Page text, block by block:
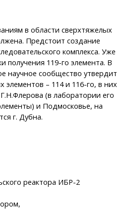
в области сверхтяжелых
Предстоит создание
комплекса. Уже
получения 119-го элемента. В
научное сообщество утвердит
элементов – 114 и 116-го, в них
(в лаборатории его
и Подмосковье, на
г. Дубна.
реактора ИБР-2